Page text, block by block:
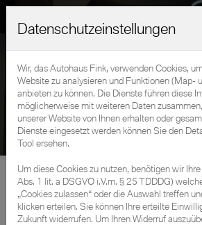
Fahrzeuge » Neuwagen
Datenschutzeinstellungen
Wir, das Autohaus Fink, verwenden Cookies,
Website zu analysieren und Funktionen (Map-
anbieten zu können. Die Dienste führen diese
möglicherweise mit weiteren Daten
unserer Website von Ihnen erhalten oder
Dienste eingesetzt werden können Sie den
Tool ersehen.
Um diese Cookies zu nutzen, benötigen wir
Abs. 1 lit. a DSGVO i.V.m. § 25 TDDDG)
„Cookies zulassen“ oder die Auswahl treffen
klicken erteilen. Sie können Ihre erteilte
Zukunft widerrufen. Um Ihren Widerruf